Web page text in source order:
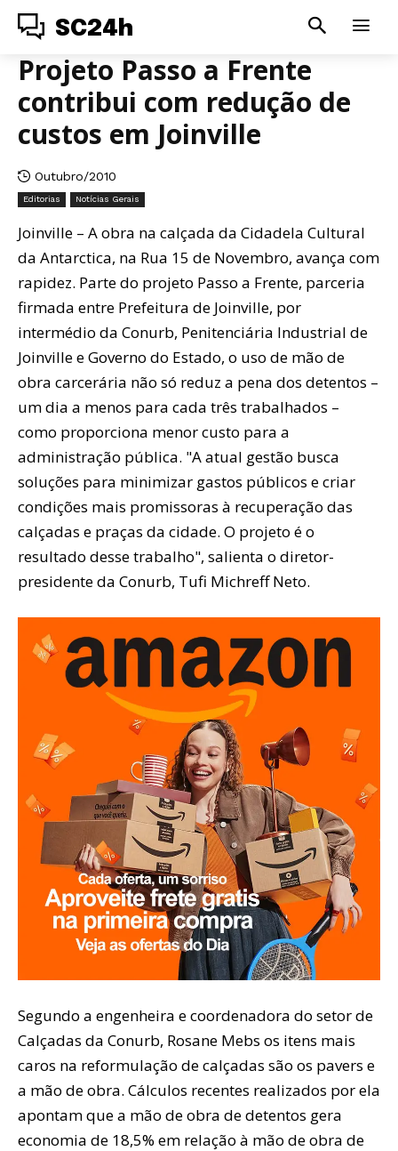
SC24h
Projeto Passo a Frente
contribui com redução de
custos em Joinville
Outubro/2010
Editorias Notícias Gerais
Joinville – A obra na calçada da Cidadela Cultural
da Antarctica, na Rua 15 de Novembro, avança com
rapidez. Parte do projeto Passo a Frente, parceria
firmada entre Prefeitura de Joinville, por
intermédio da Conurb, Penitenciária Industrial de
Joinville e Governo do Estado, o uso de mão de
obra carcerária não só reduz a pena dos detentos –
um dia a menos para cada três trabalhados –
como proporciona menor custo para a
administração pública. "A atual gestão busca
soluções para minimizar gastos públicos e criar
condições mais promissoras à recuperação das
calçadas e praças da cidade. O projeto é o
resultado desse trabalho", salienta o diretor-
presidente da Conurb, Tufi Michreff Neto.
Segundo a engenheira e coordenadora do setor de
Calçadas da Conurb, Rosane Mebs os itens mais
caros na reformulação de calçadas são os pavers e
a mão de obra. Cálculos recentes realizados por ela
apontam que a mão de obra de detentos gera
economia de 18,5% em relação à mão de obra de